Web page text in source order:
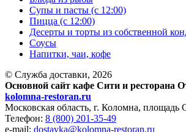
Супы и пасты (с 12:00)
Пицца (с 12:00)
Десерты и торты из собственной
Соусы
Напитки, чаи, кофе
© Служба доставки, 2026
Основной сайт кафе Сити и ресторана
kolomna-restoran.ru
Московская область, г. Коломна, площадь
Телефон: 8 (800) 201-35-49
e-mail: dostavka@kolomna-restoran.ru